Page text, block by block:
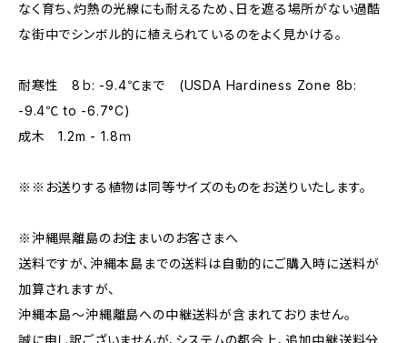
なく育ち、灼熱の光線にも耐えるため、日を遮る場所がない過酷
な街中でシンボル的に植えられているのをよく見かける。
耐寒性 8ｂ: -9.4℃まで (USDA Hardiness Zone 8b:
-9.4℃ to -6.7°C)
成木 1.2m - 1.8ｍ
※※お送りする植物は同等サイズのものをお送りいたします。
※沖縄県離島のお住まいのお客さまへ
送料ですが、沖縄本島までの送料は自動的にご購入時に送料が
加算されますが、
沖縄本島～沖縄離島への中継送料が含まれておりません。
誠に申し訳ございませんが、システムの都合上、追加中継送料分